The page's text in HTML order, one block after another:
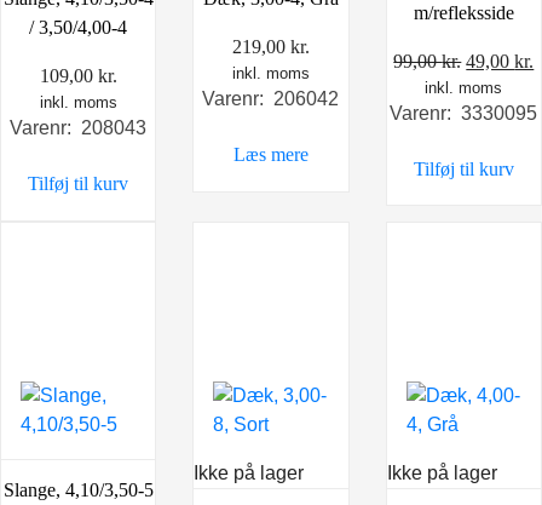
/ 3,50/4,00-4
109,00 kr.
inkl. moms
Varenr: 208043
Tilføj til kurv
219,00 kr.
inkl. moms
Varenr: 206042
Læs mere
m/refleksside
99,00kr. Den
pris
99,00 kr..
49,00kr.
inkl. moms
Varenr: 3330095
Tilføj til kurv
Slange, 4,10/3,50-5
Ikke på lager Ikke på lager